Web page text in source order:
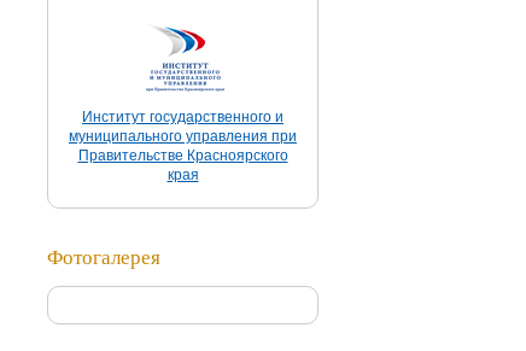
Институт государственного и
муниципального управления при
Правительстве Красноярского
края
Фотогалерея